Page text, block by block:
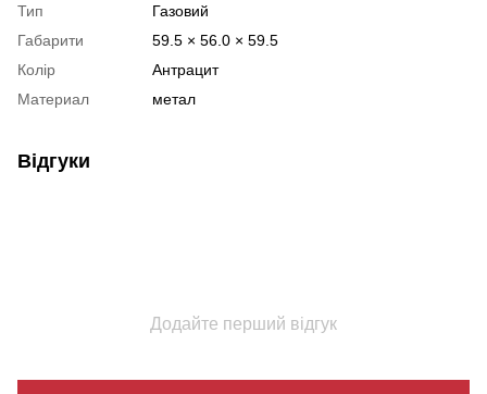
Тип
Газовий
Габарити
59.5 × 56.0 × 59.5
Колір
Антрацит
Материал
метал
Відгуки
Додайте перший відгук